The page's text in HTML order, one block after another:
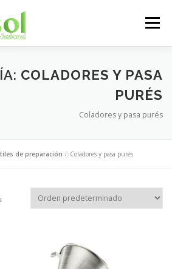
Menú
PRODUCTOS
COLADORES Y PASA
PURÉS
Coladores y pasa purés
de preparación »Coladores y pasa purés